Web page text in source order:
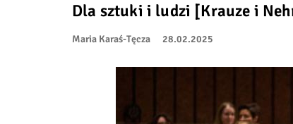
Dla sztuki i ludzi [Krauze i
Maria Karaś-Tęcza 28.02.2025